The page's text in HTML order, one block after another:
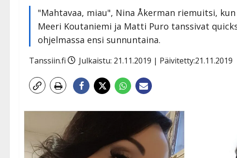
"Mahtavaa, miau", Nina Åkerman riemuitsi,
Meeri Koutaniemi ja Matti Puro tanssivat
ohjelmassa ensi sunnuntaina.
Tanssiin.fi Julkaistu: 21.11.2019 | Päivitetty:21.11.2019